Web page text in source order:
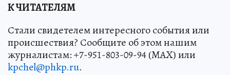
К ЧИТАТЕЛЯМ
Стали свидетелем интересного события или
происшествия? Сообщите об этом нашим
журналистам: +7-951-803-09-94 (MAX) или
kpchel@phkp.ru.